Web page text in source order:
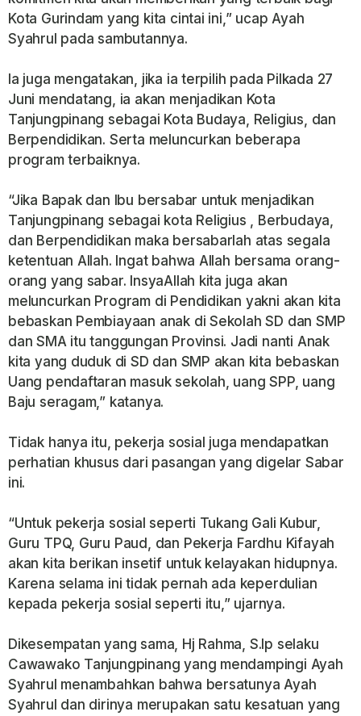
Kota Gurindam yang kita cintai ini,” ucap Ayah
Syahrul pada sambutannya.
Ia juga mengatakan, jika ia terpilih pada Pilkada 27
Juni mendatang, ia akan menjadikan Kota
Tanjungpinang sebagai Kota Budaya, Religius, dan
Berpendidikan. Serta meluncurkan beberapa
program terbaiknya.
“Jika Bapak dan Ibu bersabar untuk menjadikan
Tanjungpinang sebagai kota Religius , Berbudaya,
dan Berpendidikan maka bersabarlah atas segala
ketentuan Allah. Ingat bahwa Allah bersama orang-
orang yang sabar. InsyaAllah kita juga akan
meluncurkan Program di Pendidikan yakni akan kita
bebaskan Pembiayaan anak di Sekolah SD dan SMP
dan SMA itu tanggungan Provinsi. Jadi nanti Anak
kita yang duduk di SD dan SMP akan kita bebaskan
Uang pendaftaran masuk sekolah, uang SPP, uang
Baju seragam,” katanya.
Tidak hanya itu, pekerja sosial juga mendapatkan
perhatian khusus dari pasangan yang digelar Sabar
ini.
“Untuk pekerja sosial seperti Tukang Gali Kubur,
Guru TPQ, Guru Paud, dan Pekerja Fardhu Kifayah
akan kita berikan insetif untuk kelayakan hidupnya.
Karena selama ini tidak pernah ada keperdulian
kepada pekerja sosial seperti itu,” ujarnya.
Dikesempatan yang sama, Hj Rahma, S.Ip selaku
Cawawako Tanjungpinang yang mendampingi Ayah
Syahrul menambahkan bahwa bersatunya Ayah
Syahrul dan dirinya merupakan satu kesatuan yang